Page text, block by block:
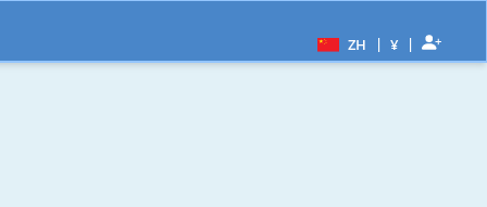
ZH | ¥ |